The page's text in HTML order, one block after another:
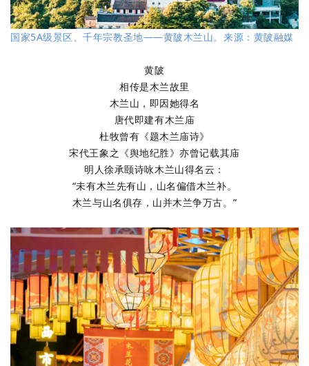
国家5A级景区、千年宗教圣地——黄陂木兰山。来源：黄陂融媒
黄陂
相传是木兰故里
木兰山，即因她得名
唐代即建有木兰庙
杜牧曾有《题木兰庙诗》
宋代王象之《舆地纪胜》亦曾记载其庙
明人徐承颐诗咏木兰山得名云：
“未有木兰先有山，山名偏借木兰补。
木兰与山名俱存，山并木兰争万古。”